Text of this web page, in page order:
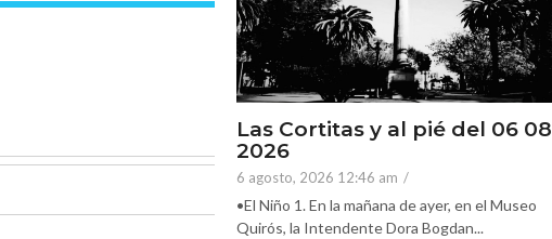
Las Cortitas y al pié del 06 08
2026
6 agosto, 2026 12:46 am /
•El Niño 1. En la mañana de ayer, en el Museo
Quirós, la Intendente Dora Bogdan...